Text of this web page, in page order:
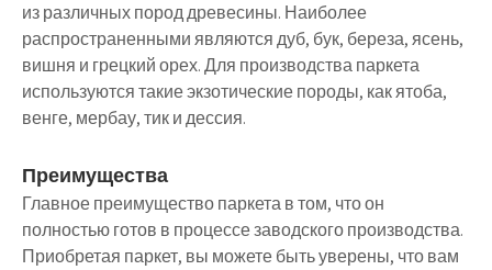
из различных пород древесины. Наиболее
распространенными являются дуб, бук, береза, ясень,
вишня и грецкий орех. Для производства паркета
используются такие экзотические породы, как ятоба,
венге, мербау, тик и дессия.
Преимущества
Главное преимущество паркета в том, что он
полностью готов в процессе заводского производства.
Приобретая паркет, вы можете быть уверены, что вам